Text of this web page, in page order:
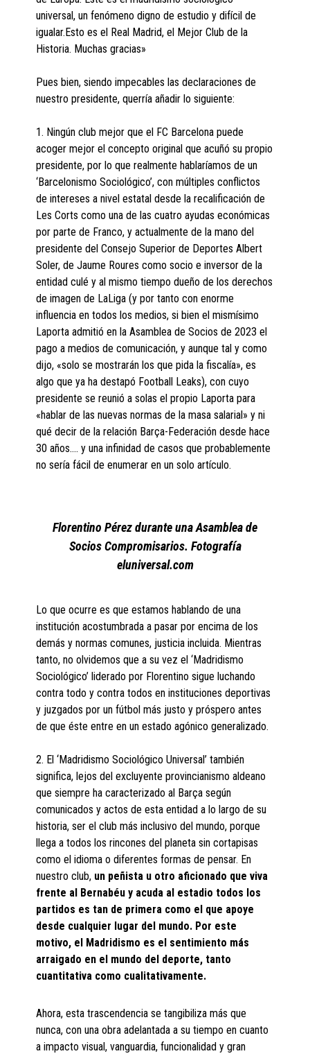
universal, un fenómeno digno de estudio y difícil de
igualar.Esto es el Real Madrid, el Mejor Club de la
Historia. Muchas gracias»
Pues bien, siendo impecables las declaraciones de
nuestro presidente, querría añadir lo siguiente:
1. Ningún club mejor que el FC Barcelona puede
acoger mejor el concepto original que acuñó su propio
presidente, por lo que realmente hablaríamos de un
‘Barcelonismo Sociológico’, con múltiples conflictos
de intereses a nivel estatal desde la recalificación de
Les Corts como una de las cuatro ayudas económicas
por parte de Franco, y actualmente de la mano del
presidente del Consejo Superior de Deportes Albert
Soler, de Jaume Roures como socio e inversor de la
entidad culé y al mismo tiempo dueño de los derechos
de imagen de LaLiga (y por tanto con enorme
influencia en todos los medios, si bien el mismísimo
Laporta admitió en la Asamblea de Socios de 2023 el
pago a medios de comunicación, y aunque tal y como
dijo, «solo se mostrarán los que pida la fiscalía», es
algo que ya ha destapó Football Leaks), con cuyo
presidente se reunió a solas el propio Laporta para
«hablar de las nuevas normas de la masa salarial» y ni
qué decir de la relación Barça-Federación desde hace
30 años…. y una infinidad de casos que probablemente
no sería fácil de enumerar en un solo artículo.
Florentino Pérez durante una Asamblea de
Socios Compromisarios. Fotografía
eluniversal.com
Lo que ocurre es que estamos hablando de una
institución acostumbrada a pasar por encima de los
demás y normas comunes, justicia incluida. Mientras
tanto, no olvidemos que a su vez el ‘Madridismo
Sociológico’ liderado por Florentino sigue luchando
contra todo y contra todos en instituciones deportivas
y juzgados por un fútbol más justo y próspero antes
de que éste entre en un estado agónico generalizado.
2. El ‘Madridismo Sociológico Universal’ también
significa, lejos del excluyente provincianismo aldeano
que siempre ha caracterizado al Barça según
comunicados y actos de esta entidad a lo largo de su
historia, ser el club más inclusivo del mundo, porque
llega a todos los rincones del planeta sin cortapisas
como el idioma o diferentes formas de pensar. En
nuestro club, un peñista u otro aficionado que viva
frente al Bernabéu y acuda al estadio todos los
partidos es tan de primera como el que apoye
desde cualquier lugar del mundo. Por este
motivo, el Madridismo es el sentimiento más
arraigado en el mundo del deporte, tanto
cuantitativa como cualitativamente.
Ahora, esta trascendencia se tangibiliza más que
nunca, con una obra adelantada a su tiempo en cuanto
a impacto visual, vanguardia, funcionalidad y gran